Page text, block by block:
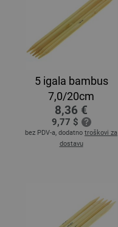
5 igala bambus
7,0/20cm
8,36 €
9,77 $
bez PDV-a, dodatno troškovi za
dostavu